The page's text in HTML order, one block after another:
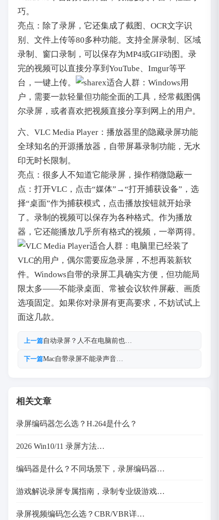
巧。
亮点：除了录屏，它还集成了截图、OCR文字识
别、文件上传等80多种功能。支持全屏录制、区域
录制、窗口录制，可以保存为MP4或GIF动图。录
完的视频可以直接分享到YouTube、Imgur等平
台，一键上传。
适合人群：Windows用
户，需要一款轻量但功能全面的工具，经常截图偶
尔录屏，或者喜欢把视频直接分享到网上的用户。
六、VLC Media Player：播放器里的隐藏录屏功能
全球知名的开源播放器，自带屏幕录制功能，无水
印无时长限制。
亮点：很多人不知道它能录屏，操作稍微隐蔽一
点：打开VLC，点击“媒体”→“打开捕获设备”，选
择“桌面”作为捕获模式，点击播放按钮就开始录
了。录制的视频可以保存为各种格式。作为播放
器，它还能播放几乎所有格式的视频，一举两得。
适合人群：电脑里已经装了
VLC的用户，偶尔需要应急录屏，不想再装新软
件。Windows自带的录屏工具确实方便，但功能局
限太多——不能录桌面、常被会议软件屏蔽、画质
选项固定。如果你对录屏有更高要求，不妨试试上
面这几款。
上一篇自动录屏？人不在电脑前也…
下一篇Mac自带录屏不能录声音…
相关文章
录屏编码器怎么选？H.264是什么？
2026 Win10/11 录屏方法…
编码器是什么？不同场景下，录屏编码器…
游戏解说录屏专属指南，录制专业级游戏…
录屏视频编码怎么选？CBR/VBR详…